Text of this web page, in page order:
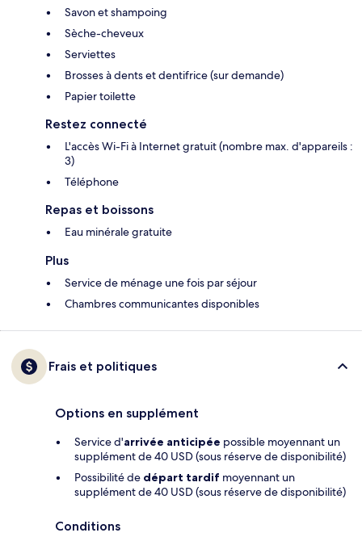
Savon et shampoing
Sèche-cheveux
Serviettes
Brosses à dents et dentifrice (sur demande)
Papier toilette
Restez connecté
L'accès Wi-Fi à Internet gratuit (nombre max. d'appareils :
3)
Téléphone
Repas et boissons
Eau minérale gratuite
Plus
Service de ménage une fois par séjour
Chambres communicantes disponibles
Frais et politiques
Options en supplément
Service d'arrivée anticipée possible moyennant un
supplément de 40 USD (sous réserve de disponibilité)
Possibilité de départ tardif moyennant un
supplément de 40 USD (sous réserve de disponibilité)
Conditions